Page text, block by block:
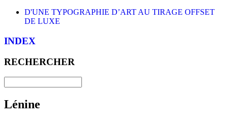
D'UNE TYPOGRAPHIE D’ART AU TIRAGE OFFSET
DE LUXE
INDEX
RECHERCHER
Lénine